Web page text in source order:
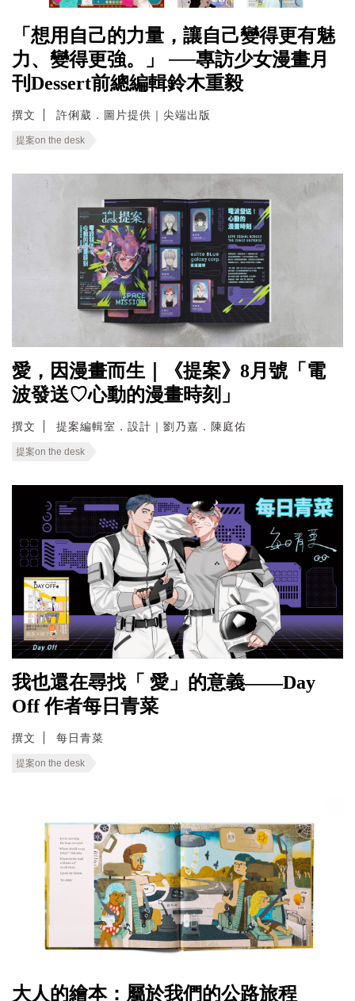
「想用自己的力量，讓自己變得更有魅
力、變得更強。」 ──專訪少女漫畫月
刊Dessert前總編輯鈴木重毅
撰文 許俐葳．圖片提供｜尖端出版
提案on the desk
愛，因漫畫而生｜《提案》8月號「電
波發送♡心動的漫畫時刻」
撰文 提案編輯室．設計｜劉乃嘉．陳庭佑
提案on the desk
我也還在尋找「 愛」的意義——Day
Off 作者每日青菜
撰文 每日青菜
提案on the desk
大人的繪本：屬於我們的公路旅程